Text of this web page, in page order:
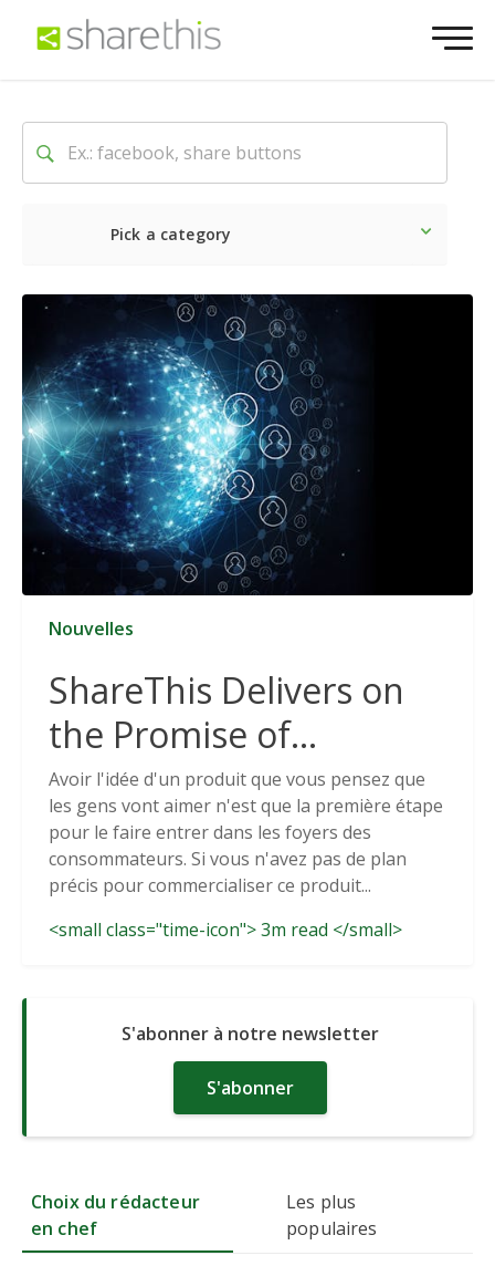
Pick a category
Dernière Sociale
Nouvelles
ShareThis Delivers on
the Promise of
Cookieless Data
Solutions
Avoir l'idée d'un produit que vous pensez que
les gens vont aimer n'est que la première étape
pour le faire entrer dans les foyers des
consommateurs. Si vous n'avez pas de plan
précis pour commercialiser ce produit...
<small class="time-icon"> 3m read </small>
S'abonner à notre newsletter
S'abonner
Choix du rédacteur
en chef
Les plus
populaires